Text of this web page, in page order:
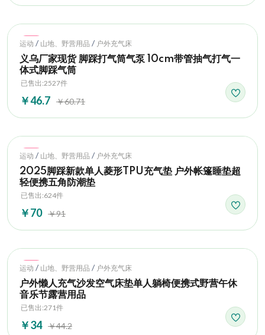
Hot
运动 / 山地、野营用品 / 户外充气床
义乌厂家现货 脚踩打气筒气泵 10cm带管抽气打气一
体式脚踩气筒
已售出:2527件
￥46.7 ￥60.71
Hot
运动 / 山地、野营用品 / 户外充气床
2025脚踩新款单人菱形TPU充气垫 户外帐篷睡垫超
轻便携五角防潮垫
已售出:624件
￥70 ￥91
Hot
运动 / 山地、野营用品 / 户外充气床
户外懒人充气沙发空气床垫单人躺椅便携式野营午休
音乐节露营用品
已售出:271件
￥34 ￥44.2